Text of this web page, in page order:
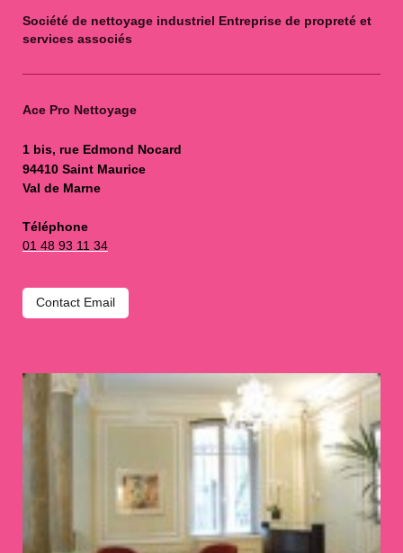
Société de nettoyage industriel Entreprise de propreté et
services associés
Ace Pro Nettoyage
1 bis, rue Edmond Nocard
94410 Saint Maurice
Val de Marne
Téléphone
01 48 93 11 34
Contact Email